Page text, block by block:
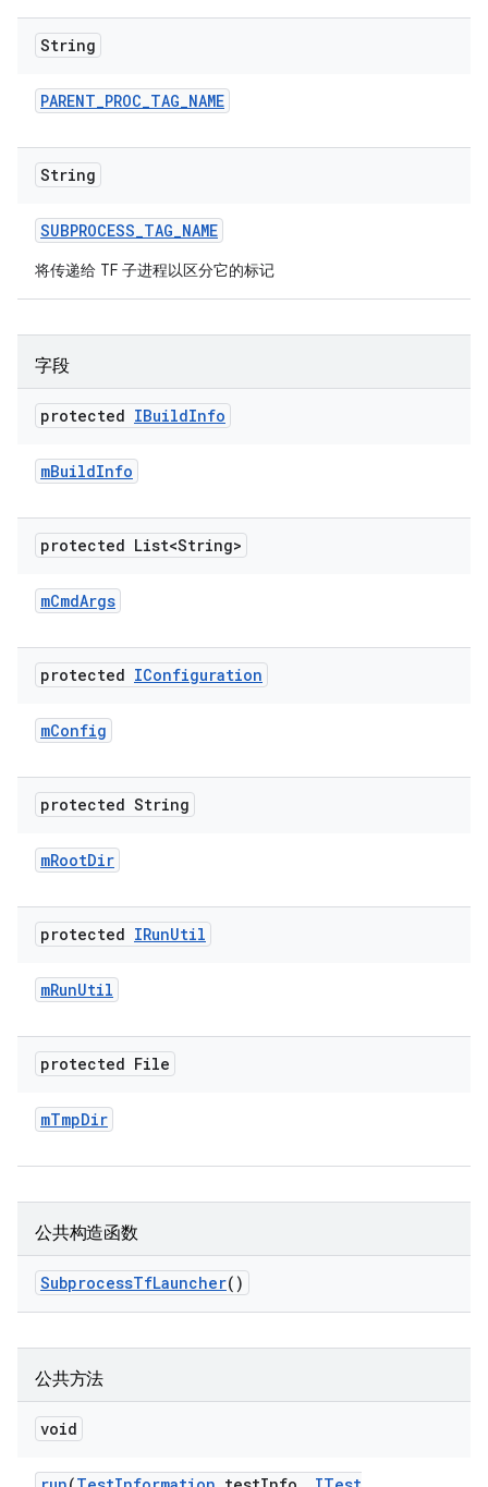
String
PARENT_PROC_TAG_NAME
String
SUBPROCESS_TAG_NAME
将传递给 TF 子进程以区分它的标记
字段
protected IBuildInfo
mBuildInfo
protected List<String>
mCmdArgs
protected IConfiguration
mConfig
protected String
mRootDir
protected IRunUtil
mRunUtil
protected File
mTmpDir
公共构造函数
SubprocessTfLauncher()
公共方法
void